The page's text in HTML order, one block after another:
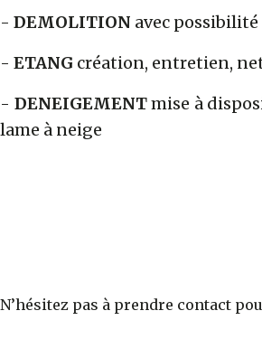
- DEMOLITION avec
- ETANG création, entretien,
- DENEIGEMENTmise à
lame à neige
N’hésitez pas à prendre contact